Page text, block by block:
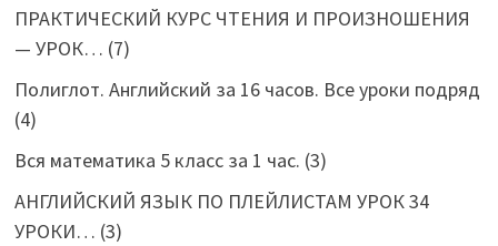
ПРАКТИЧЕСКИЙ КУРС ЧТЕНИЯ И ПРОИЗНОШЕНИЯ
— УРОК… (7)
Полиглот. Английский за 16 часов. Все уроки подряд
(4)
Вся математика 5 класс за 1 час. (3)
АНГЛИЙСКИЙ ЯЗЫК ПО ПЛЕЙЛИСТАМ УРОК 34
УРОКИ… (3)